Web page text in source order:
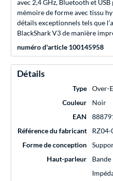
avec 2,4 GHz, Bluetooth et
mémoire de forme avec tissu
détails exceptionnels tels que
BlackShark V3 de manière
numéro d'article 100145958
Détails
Type
Over-
Couleur
Noir
EAN
Référence du fabricant
RZ04-
Forme de conception
Haut-parleur
Bande